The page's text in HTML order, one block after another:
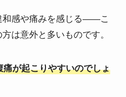
和感や痛みを感じる――こ
は意外と多いものです。
が起こりやすいのでしょ